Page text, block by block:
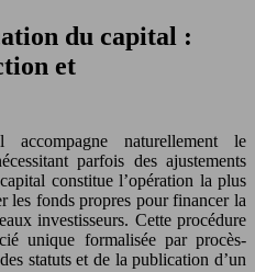
du capital :
et
naturellement le
parfois des ajustements
constitue l’opération la plus
les fonds propres pour financer la
investisseurs. Cette procédure
unique formalisée par procès-
statuts et de la publication d’un